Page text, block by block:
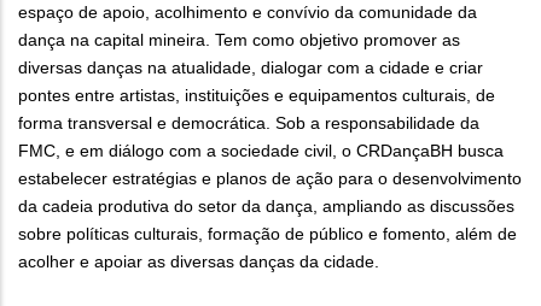
espaço de apoio, acolhimento e convívio da comunidade da
dança na capital mineira. Tem como objetivo promover as
diversas danças na atualidade, dialogar com a cidade e criar
pontes entre artistas, instituições e equipamentos culturais, de
forma transversal e democrática. Sob a responsabilidade da
FMC, e em diálogo com a sociedade civil, o CRDançaBH busca
estabelecer estratégias e planos de ação para o desenvolvimento
da cadeia produtiva do setor da dança, ampliando as discussões
sobre políticas culturais, formação de público e fomento, além de
acolher e apoiar as diversas danças da cidade.